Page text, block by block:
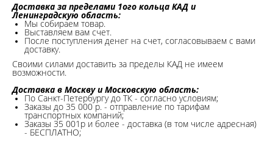
Доставка за пределами 1ого кольца КАД и
Ленинградскую область:
Мы собираем товар.
Выставляем вам счет.
После поступления денег на счет, согласовываем с вами
доставку.
Своими силами доставить за пределы КАД не имеем
возможности.​
Доставка в Москву и Московскую область:
По Санкт-Петербургу до ТК - согласно условиям;
Заказы до 35 000 р. - отправление по тарифам
транспортных компаний;
Заказы 35 001р и более - доставка (в том числе адресная)
- БЕСПЛАТНО;